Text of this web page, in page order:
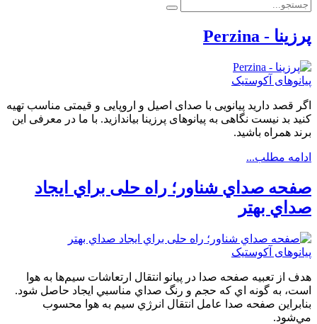
پرزینا - Perzina
پیانوهای آکوستیک
اگر قصد دارید پیانویی با صدای اصیل و اروپایی و قیمتی مناسب تهیه
کنید بد نیست نگاهی به پیانوهای پرزینا بیا‌ندازید. با ما در معرفی این
برند همراه باشید.
ادامه مطلب...
صفحه صداي شناور؛ راه حلی براي ايجاد
صداي بهتر
پیانوهای آکوستیک
هدف از تعبيه صفحه صدا در پيانو انتقال ارتعاشات سيم‌ها به هوا
است،‌ به گونه اي كه حجم و رنگ صداي مناسبي ايجاد حاصل شود.
بنابراين صفحه صدا عامل انتقال انرژي سيم به هوا محسوب
مي‌شود.